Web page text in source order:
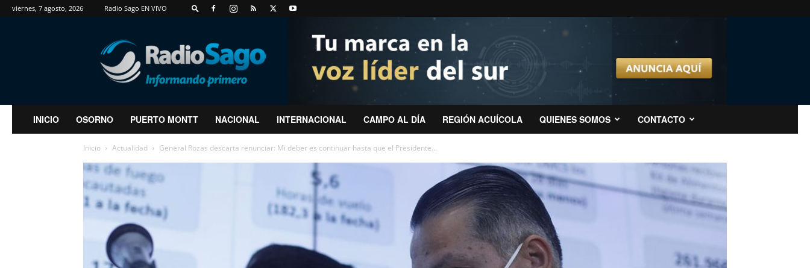
viernes, 7 agosto, 2026 Radio Sago EN VIVO
RadioSago
INICIO OSORNO PUERTO MONTT NACIONAL INTERNACIONAL CAMPO AL DÍA REGIÓN ACUÍCOLA QUIENES SOMOS CONTACTO
Inicio Actualidad General Rozas descarta renunciar: Mi deber es continuar hasta que el Presidente...